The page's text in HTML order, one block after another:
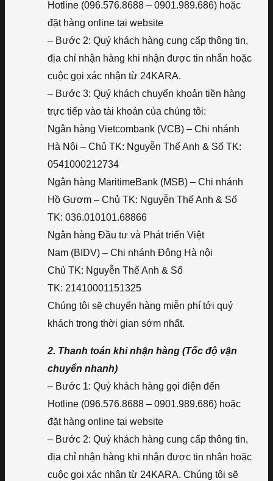
Hotline (096.576.8688 – 0901.989.686) hoặc
đặt hàng online tại website
– Bước 2: Quý khách hàng cung cấp thông tin,
địa chỉ nhận hàng khi nhận được tin nhắn hoặc
cuộc gọi xác nhận từ 24KARA.
– Bước 3: Quý khách chuyển khoản tiền hàng
trực tiếp vào tài khoản của chúng tôi:
Ngân hàng Vietcombank (VCB) – Chi nhánh
Hà Nội – Chủ TK: Nguyễn Thế Anh & Số TK:
0541000212734
Ngân hàng MaritimeBank (MSB) – Chi nhánh
Hồ Gươm – Chủ TK: Nguyễn Thế Anh & Số
TK: 036.010101.68866
Ngân hàng Đầu tư và Phát triển Việt
Nam (BIDV) – Chi nhánh Đông Hà nội
Chủ TK: Nguyễn Thế Anh & Số
TK: 21410001151325
Chúng tôi sẽ chuyển hàng miễn phí tới quý
khách trong thời gian sớm nhất.
2. Thanh toán khi nhận hàng (Tốc độ vận
chuyển nhanh)
– Bước 1: Quý khách hàng gọi điện đến
Hotline (096.576.8688 – 0901.989.686) hoặc
đặt hàng online tại website
– Bước 2: Quý khách hàng cung cấp thông tin,
địa chỉ nhận hàng khi nhận được tin nhắn hoặc
cuộc gọi xác nhận từ 24KARA. Chúng tôi sẽ